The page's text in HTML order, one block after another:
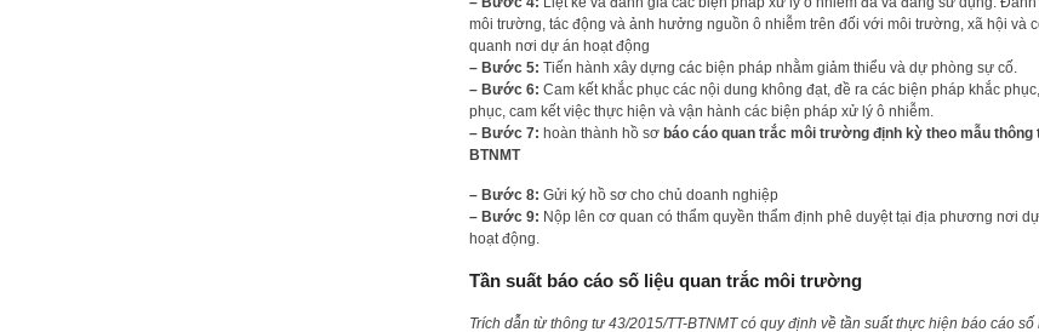
môi trường, tác động và ảnh hưởng nguồn ô nhiễm trên đối với môi trường, xã hội và
quanh nơi dự án hoạt động
– Bước 5: Tiến hành xây dựng các biện pháp nhằm giảm thiểu và dự phòng sự cố.
– Bước 6: Cam kết khắc phục các nội dung không đạt, đề ra các biện pháp khắc
phục, cam kết việc thực hiện và vận hành các biện pháp xử lý ô nhiễm.
– Bước 7: hoàn thành hồ sơ báo cáo quan trắc môi trường định kỳ theo mẫu thông
BTNMT
– Bước 8: Gửi ký hồ sơ cho chủ doanh nghiệp
– Bước 9: Nộp lên cơ quan có thẩm quyền thẩm định phê duyệt tại địa phương nơi
hoạt động.
Tần suất báo cáo số liệu quan trắc môi trường
Trích dẫn từ thông tư 43/2015/TT-BTNMT có quy định về tần suất thực hiện báo cáo